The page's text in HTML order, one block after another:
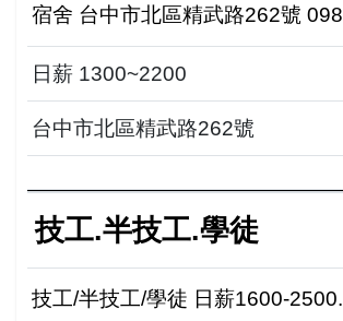
宿舍 台中市北區精武路262號
者下午3:00後洽洪先生
日薪 1300~2200
台中市北區精武路262號
技工.半技工.學徒
技工/半技工/學徒 日薪1600-2500.